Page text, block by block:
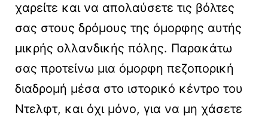
χαρείτε και να απολαύσετε τις βόλτες
σας στους δρόμους της όμορφης αυτής
μικρής ολλανδικής πόλης. Παρακάτω
σας προτείνω μια όμορφη πεζοπορική
διαδρομή μέσα στο ιστορικό κέντρο του
Ντελφτ, και όχι μόνο, για να μη χάσετε